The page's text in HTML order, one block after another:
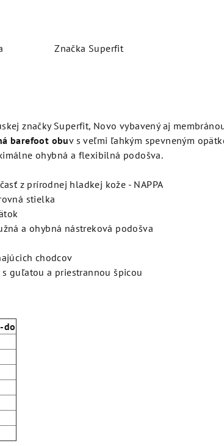
Značka Superfit
značky Superfit, Novo vybavený aj
barefoot obuv s veľmi ľahkým spevneným
ohybná a flexibilná podošva.
z prírodnej hladkej kože - NAPPA
stielka
a ohybná nástreková podošva
chodcov
s guľatou a priestrannou špicou
do